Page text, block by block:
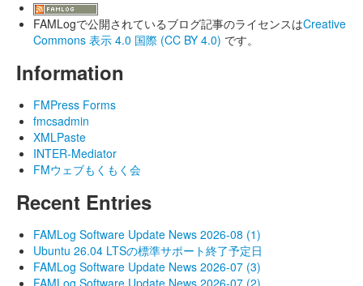
FAMLogで公開されているブログ記事のライセンスはCreative
Commons 表示 4.0 国際 (CC BY 4.0) です。
Information
FMPress Forms
fmcsadmin
XMLPaste
INTER-Mediator
FMウェブもくもく会
Recent Entries
FAMLog Software Update News 2026-08 (1)
Ubuntu 26.04 LTSの標準サポート終了予定日
FAMLog Software Update News 2026-07 (3)
FAMLog Software Update News 2026-07 (2)